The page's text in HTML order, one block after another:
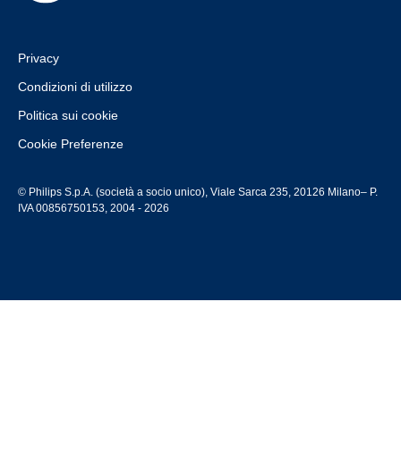
Privacy
Condizioni di utilizzo
Politica sui cookie
Cookie Preferenze
© Philips S.p.A. (società a socio unico), Viale Sarca 235, 20126 Milano– P.
IVA 00856750153, 2004 - 2026